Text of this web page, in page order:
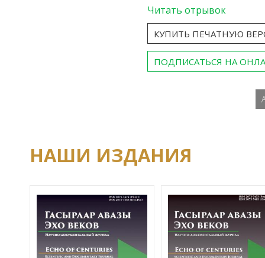
Читать отрывок
КУПИТЬ ПЕЧАТНУЮ
ПОДПИСАТЬСЯ НА
НАШИ ИЗДАНИЯ